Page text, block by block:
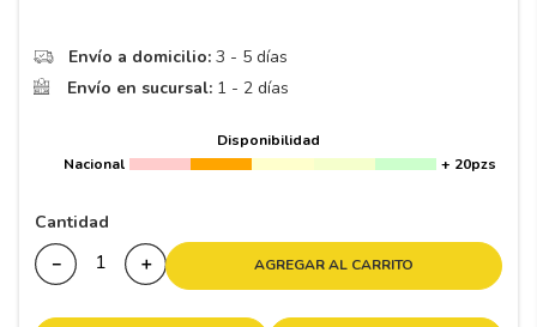
Envío a domicilio: 3 - 5 días
Envío en sucursal: 1 - 2 días
Disponibilidad
Nacional
+ 20pzs
Cantidad
＋
－ AGREGAR AL CARRITO